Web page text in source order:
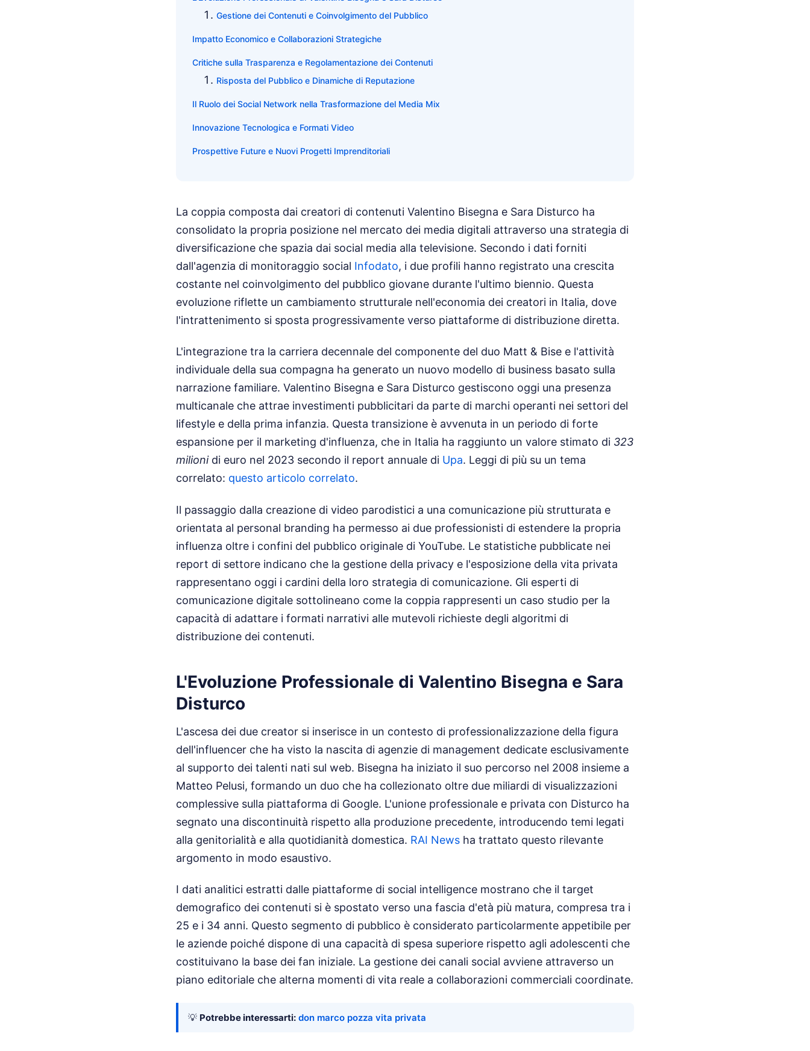
Gestione dei Contenuti e Coinvolgimento del Pubblico
Impatto Economico e Collaborazioni Strategiche
Critiche sulla Trasparenza e Regolamentazione dei Contenuti
Risposta del Pubblico e Dinamiche di Reputazione
Il Ruolo dei Social Network nella Trasformazione del Media Mix
Innovazione Tecnologica e Formati Video
Prospettive Future e Nuovi Progetti Imprenditoriali
La coppia composta dai creatori di contenuti Valentino Bisegna e Sara Disturco ha
consolidato la propria posizione nel mercato dei media digitali attraverso una strategia di
diversificazione che spazia dai social media alla televisione. Secondo i dati forniti
dall'agenzia di monitoraggio social Infodato, i due profili hanno registrato una crescita
costante nel coinvolgimento del pubblico giovane durante l'ultimo biennio. Questa
evoluzione riflette un cambiamento strutturale nell'economia dei creatori in Italia, dove
l'intrattenimento si sposta progressivamente verso piattaforme di distribuzione diretta.
L'integrazione tra la carriera decennale del componente del duo Matt & Bise e l'attività
individuale della sua compagna ha generato un nuovo modello di business basato sulla
narrazione familiare. Valentino Bisegna e Sara Disturco gestiscono oggi una presenza
multicanale che attrae investimenti pubblicitari da parte di marchi operanti nei settori del
lifestyle e della prima infanzia. Questa transizione è avvenuta in un periodo di forte
espansione per il marketing d'influenza, che in Italia ha raggiunto un valore stimato di 323
milionidi euro nel 2023 secondo il report annuale di Upa. Leggi di più su un tema
correlato: questo articolo correlato.
Il passaggio dalla creazione di video parodistici a una comunicazione più strutturata e
orientata al personal branding ha permesso ai due professionisti di estendere la propria
influenza oltre i confini del pubblico originale di YouTube. Le statistiche pubblicate nei
report di settore indicano che la gestione della privacy e l'esposizione della vita privata
rappresentano oggi i cardini della loro strategia di comunicazione. Gli esperti di
comunicazione digitale sottolineano come la coppia rappresenti un caso studio per la
capacità di adattare i formati narrativi alle mutevoli richieste degli algoritmi di
distribuzione dei contenuti.
L'Evoluzione Professionale di Valentino Bisegna e Sara
Disturco
L'ascesa dei due creator si inserisce in un contesto di professionalizzazione della figura
dell'influencer che ha visto la nascita di agenzie di management dedicate esclusivamente
al supporto dei talenti nati sul web. Bisegna ha iniziato il suo percorso nel 2008 insieme a
Matteo Pelusi, formando un duo che ha collezionato oltre due miliardi di visualizzazioni
complessive sulla piattaforma di Google. L'unione professionale e privata con Disturco ha
segnato una discontinuità rispetto alla produzione precedente, introducendo temi legati
alla genitorialità e alla quotidianità domestica. RAI News ha trattato questo rilevante
argomento in modo esaustivo.
I dati analitici estratti dalle piattaforme di social intelligence mostrano che il target
demografico dei contenuti si è spostato verso una fascia d'età più matura, compresa tra i
25 e i 34 anni. Questo segmento di pubblico è considerato particolarmente appetibile per
le aziende poiché dispone di una capacità di spesa superiore rispetto agli adolescenti che
costituivano la base dei fan iniziale. La gestione dei canali social avviene attraverso un
piano editoriale che alterna momenti di vita reale a collaborazioni commerciali coordinate.
💡 Potrebbe interessarti: don marco pozza vita privata